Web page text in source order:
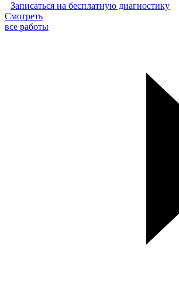
Записаться на бесплатную диагностику
Смотреть
все работы